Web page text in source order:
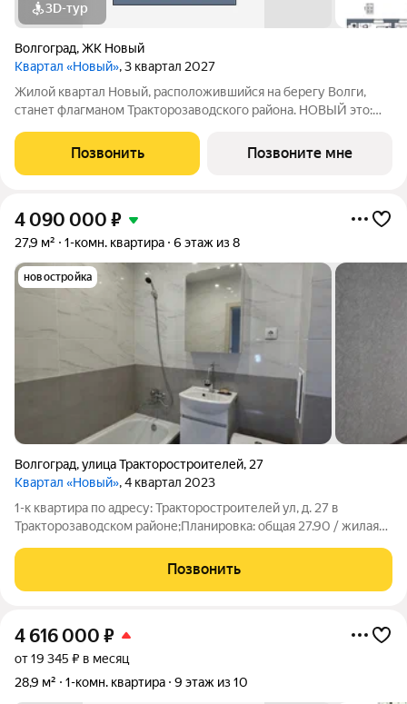
3D-тур
Волгоград,ЖК Новый
Квартал «Новый», 3 квартал 2027
Жилой квартал Новый, расположившийся на берегу Волги,
станет флагманом Тракторозаводского района. НОВЫЙ это:
с панорамными видами на реку и масштабное собственное
благоустройство. Проект для
Позвонить Позвоните мне
4 090 000 ₽
27,9 м² 1-комн. квартира 6 этаж из 8
новостройка
Волгоград,улица Тракторостроителей, 27
Квартал «Новый», 4 квартал 2023
1-к квартира по адресу: Тракторостроителей ул, д. 27 в
Тракторозаводском районе;Планировка: общая 27.90 / жилая
сделан евроремонт, продумано все до мелочей для
комфортного проживания. В
Позвонить
4 616 000 ₽
от 19 345 ₽ в месяц
28,9 м²
1-комн. квартира 9 этаж из 10